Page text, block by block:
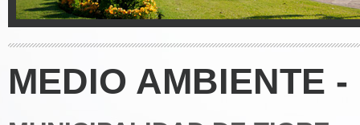
MEDIO AMBIENTE